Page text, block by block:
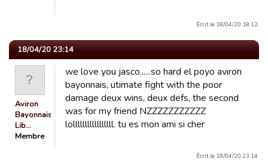
Écrit le 18/04/20 18:12.
18/04/20 23:14
Aviron
Bayonnais
Lib…
Membre
we love you jasco......so hard el poyo aviron
bayonnais, utimate fight with the poor
damage deux wins, deux defs, the second
was for my friend NZZZZZZZZZZZ
lolllllllllllllllll. tu es mon ami si cher
Écrit le 18/04/20 23:14.